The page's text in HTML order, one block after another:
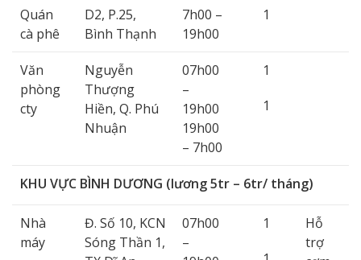
Quán
cà phê
D2, P.25,
Bình Thạnh
7h00 –
19h00
1
Văn
phòng
cty
Nguyễn
Thượng
Hiền, Q. Phú
Nhuận
07h00
–
19h00
19h00
– 7h00
1
1
KHU VỰC BÌNH DƯƠNG (lương 5tr – 6tr/ tháng)
Nhà
máy
Đ. Số 10, KCN
Sóng Thần 1,
07h00
–
1
Hỗ
trợ